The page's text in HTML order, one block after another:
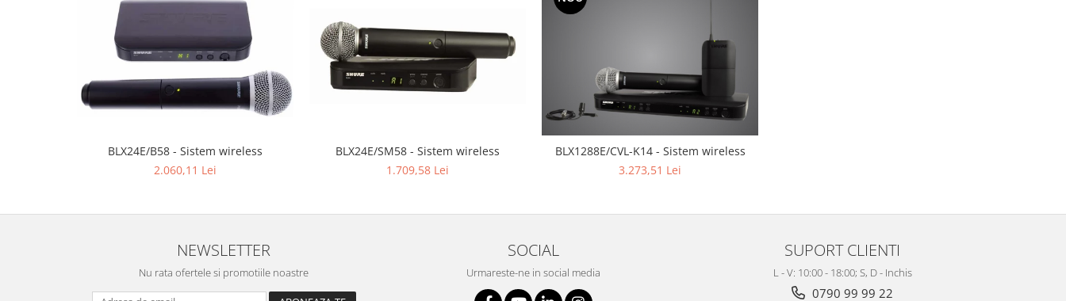
BLX24E/B58 - Sistem wireless
2.060,11 Lei
BLX24E/SM58 - Sistem wireless
1.709,58 Lei
BLX1288E/CVL-K14 - Sistem wireless
3.273,51 Lei
NEWSLETTER
Nu rata ofertele si promotiile noastre
SOCIAL
Urmareste-ne in social media
SUPORT CLIENTI
L - V: 10:00 - 18:00; S, D - Inchis
0790 99 99 22